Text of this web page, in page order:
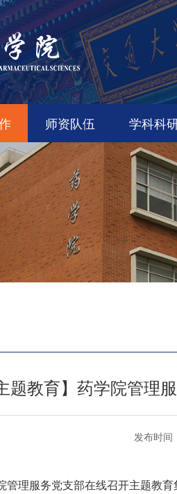
师资队伍 学科科
题教育】药学院管理
发布时间
管理服务党支部在线召开主题教